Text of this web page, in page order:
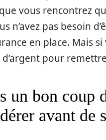
vous rencontrez
n’avez pas besoin
en place. Mais
pour
un bon coup
avant de